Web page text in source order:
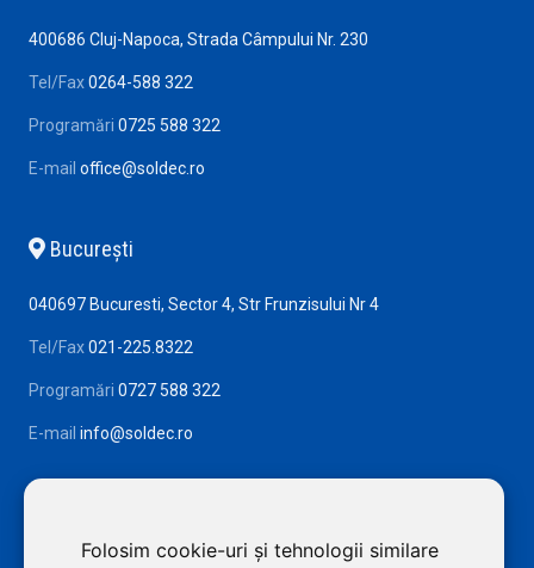
Folosim cookie-uri și tehnologii similare
400686 Cluj-Napoca, Strada Câmpului Nr. 230
Tel/Fax0264-588 322
Programări 0725 588 322
E-mail office@soldec.ro
Bucureşti
040697 Bucuresti, Sector 4, Str Frunzisului Nr 4
Tel/Fax021-225.8322
Programări 0727 588 322
E-mail info@soldec.ro